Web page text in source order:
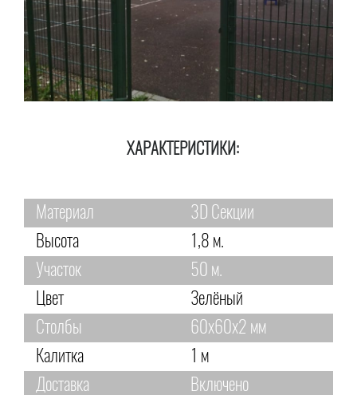
ХАРАКТЕРИСТИКИ:
Материал
3D Секции
Высота
1,8 м.
Участок
50 м.
Цвет
Зелёный
Столбы
60х60х2 мм
Калитка
1 м
Доставка
Включено